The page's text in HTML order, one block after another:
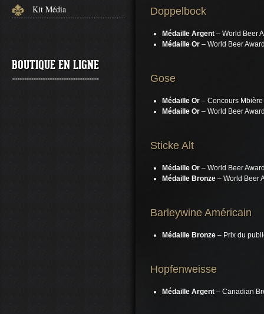
Kit Média
BOUTIQUE EN LIGNE
Doppelbock
Médaille Argent – World Beer
Médaille Or – World Beer
Gose
Médaille Or – Concours
Médaille Or – World Beer
Sticke Alt
Médaille Or – World Beer
Médaille Bronze – World Beer
Barleywine Américain
Médaille Bronze – Prix du
Hopfenweisse
Médaille Argent – Canadian